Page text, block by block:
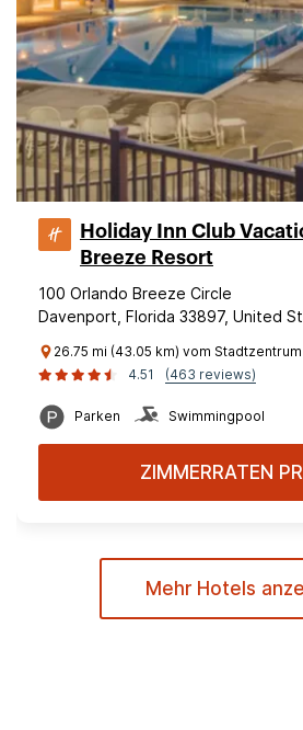
Holiday Inn Club
Breeze Resort
100 Orlando Breeze Circle
Davenport, Florida 33897, United
26.75 mi (43.05 km) vom
4.51
(463 reviews)
Parken Swimmingpool
ZIMMERRATEN
Mehr Hotels